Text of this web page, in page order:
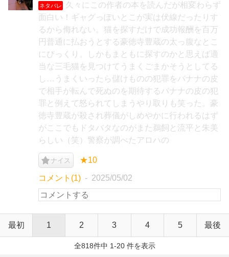
ネタバレ
久々にこの作者の本を読んだが相変わらず
面白い！ギャグっぽいとこが実は伏線だったりす
るから侮れない。猫を探すだけで成功報酬を百万
円普通に払おうとする豪徳寺豊蔵の太っ腹なとこ
にびっくり。しかもまともに探すのかと思えば適
当な三毛猫を見つけてうまくごまかそうとしてる
し…うまくいったら儲けものの犯罪をバナナの皮
で相手が転んで死ぬのを期待するバナナの皮の犯
罪と例えて怒られてしまうやり取りも笑った。豪
徳寺豊蔵が殺され葬儀がしめやかに行われるはず
がここでもドタバタなのがまた鵜飼と流平と朱美
らしい（笑）警察が調べたアロハの
ナイス ★10
コメント(1) 2025/05/02
最初 1 2 3 4 5 最後
全818件中 1-20 件を表示